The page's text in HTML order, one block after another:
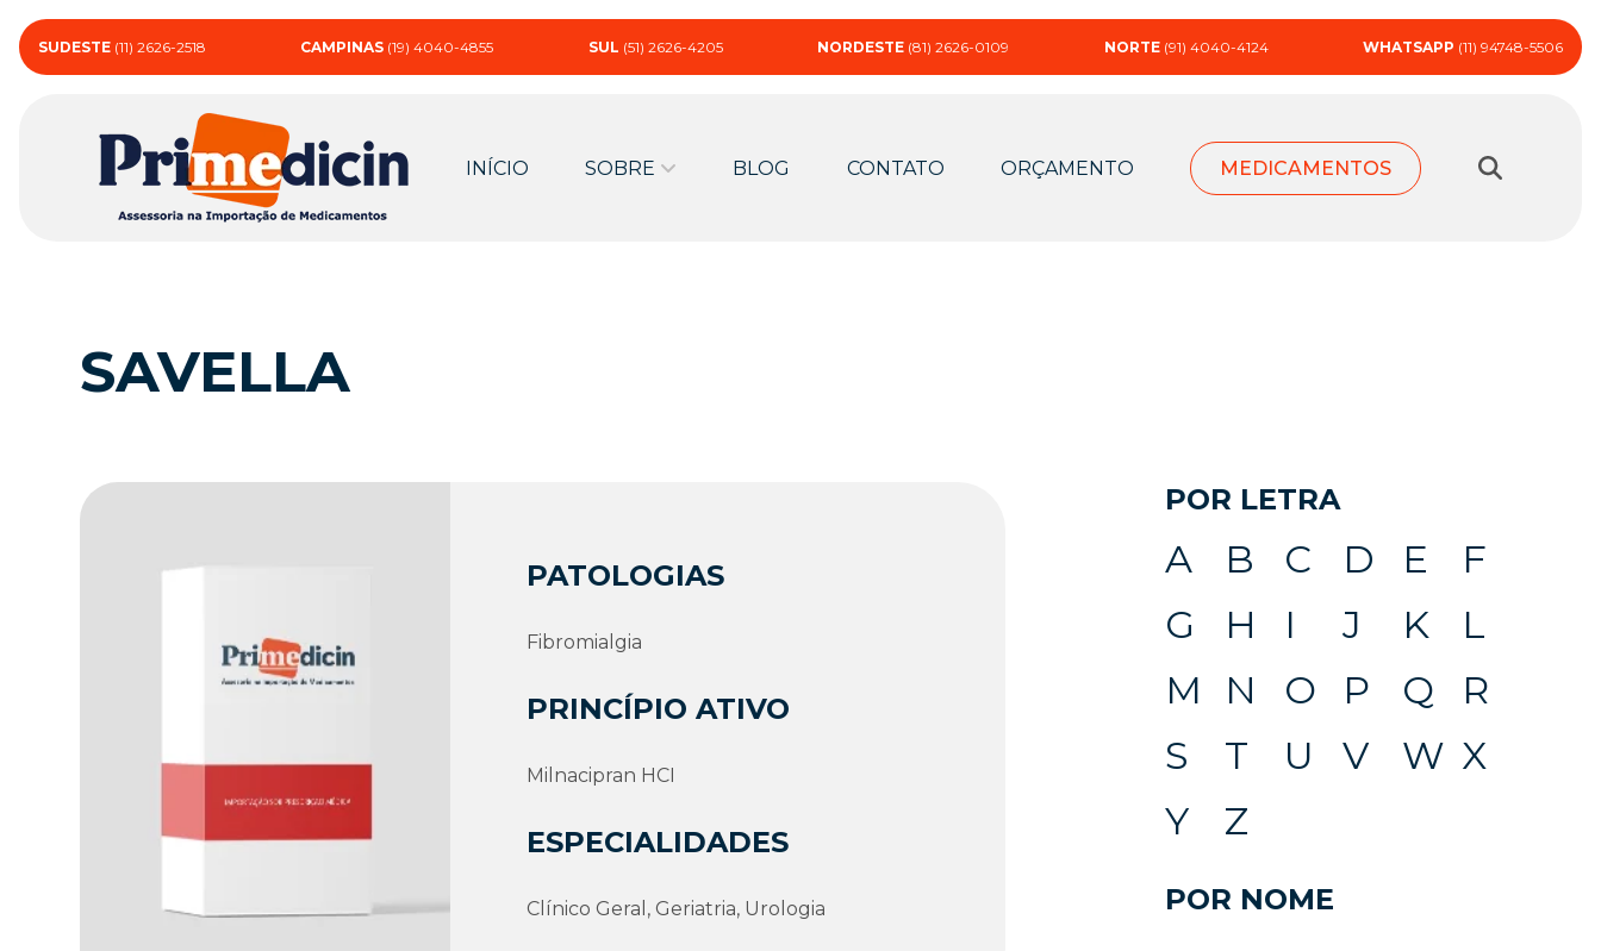
SUDESTE (11) 2626-2518 CAMPINAS (19) 4040-4855 SUL (51) 2626-4205 NORDESTE (81) 2626-0109 NORTE (91) 4040-4124 WHATSAPP (11) 94748-5506
INÍCIO SOBRE BLOG CONTATO ORÇAMENTO MEDICAMENTOS
SAVELLA
PATOLOGIAS
Fibromialgia
PRINCÍPIO ATIVO
Milnacipran HCI
ESPECIALIDADES
Clí­nico Geral, Geriatria, Urologia
POR LETRA
A B C D E
F
G
H I J K
L
M
N O P Q
R
S
T U V W X
Y
Z
POR NOME